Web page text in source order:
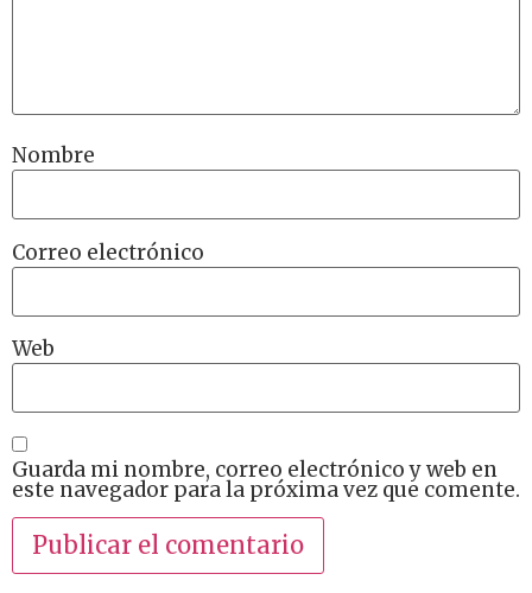
Nombre
Correo electrónico
Web
Guarda mi nombre, correo electrónico y web en
este navegador para la próxima vez que comente.